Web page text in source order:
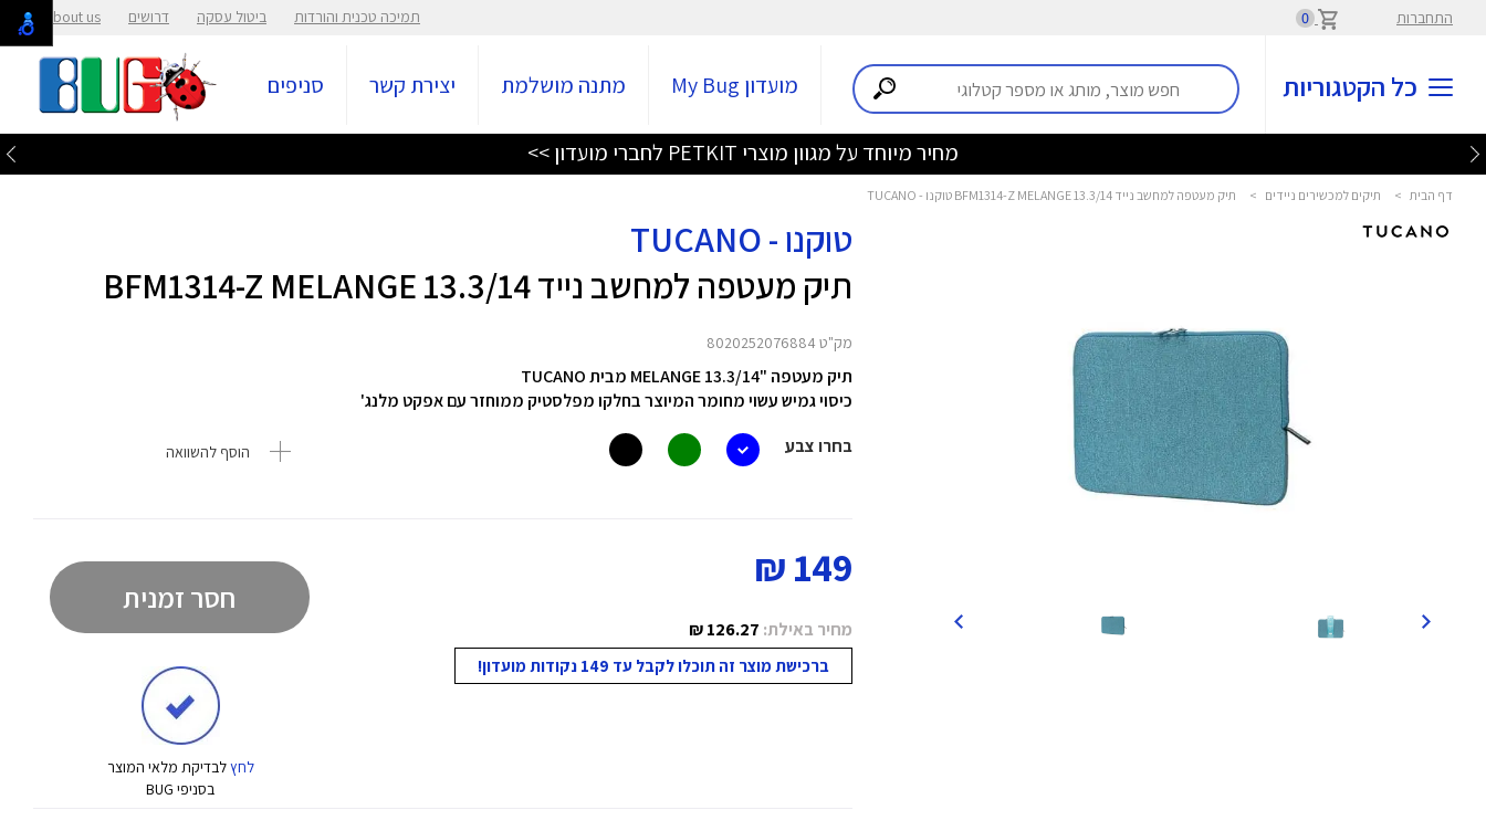
התחברות 0 תמיכה טכנית והורדות ביטול עסקה דרושים About us
כל הקטגוריות מועדון My Bug מתנה מושלמת יצירת קשר סניפים
מחיר מיוחד על מגוון מוצרי PETKIT לחברי מועדון >>
דף הבית > תיקים למכשירים ניידים > תיק מעטפה למחשב נייד 13.3/14 BFM1314-Z MELANGE טוקנו - TUCANO
טוקנו - TUCANO
תיק מעטפה למחשב נייד 13.3/14 BFM1314-Z MELANGE
מק"ט 8020252076884
תיק מעטפה "13.3/14 MELANGE מבית TUCANO
כיסוי גמיש עשוי מחומר המיוצר בחלקו מפלסטיק ממוחזר עם אפקט מלנג'
בחרו צבע
הוסף להשוואה
149 ₪
מחיר באילת: 126.27 ₪
ברכישת מוצר זה תוכלו לקבל עד 149 נקודות מועדון!
חסר זמנית
לחץלבדיקת מלאי המוצר
בסניפי BUG